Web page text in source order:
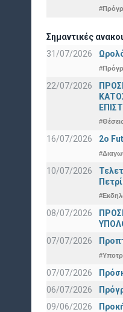
Σημαντικές
31/07/2026
22/07/2026
16/07/2026 2o
10/07/2026
08/07/2026
07/07/2026
07/07/2026
06/07/2026
09/06/2026